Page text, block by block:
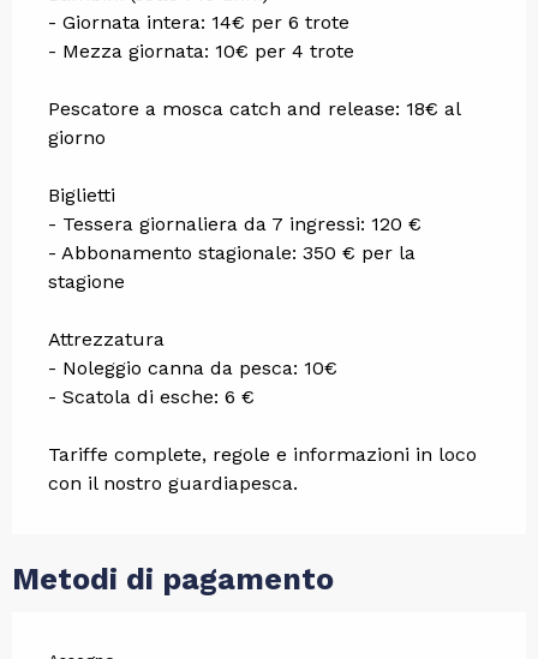
- Giornata intera: 14€ per 6 trote
- Mezza giornata: 10€ per 4 trote
Pescatore a mosca catch and release: 18€ al
giorno
Biglietti
- Tessera giornaliera da 7 ingressi: 120 €
- Abbonamento stagionale: 350 € per la
stagione
Attrezzatura
- Noleggio canna da pesca: 10€
- Scatola di esche: 6 €
Tariffe complete, regole e informazioni in loco
con il nostro guardiapesca.
Metodi di pagamento